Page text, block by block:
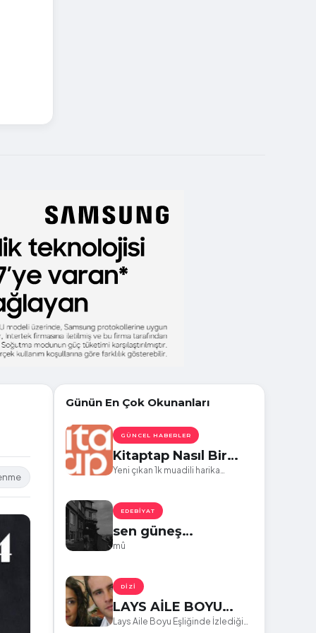
Günün En Çok Okunanları
GÜNCEL HABERLER
Kitaptap Nasıl Bir
Uygulama?
Yeni çıkan 1k muadili harika
EDEBIYAT
sen güneş
kokuyorsun daha!
mû
DIZI
LAYS AİLE BOYU
EŞLİĞİNDE
Lays Aile Boyu Eşliğinde İzlediğim